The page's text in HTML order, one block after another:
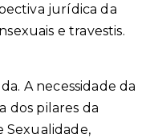
jurídica da
e travestis.
A necessidade da
dos pilares da
Sexualidade,